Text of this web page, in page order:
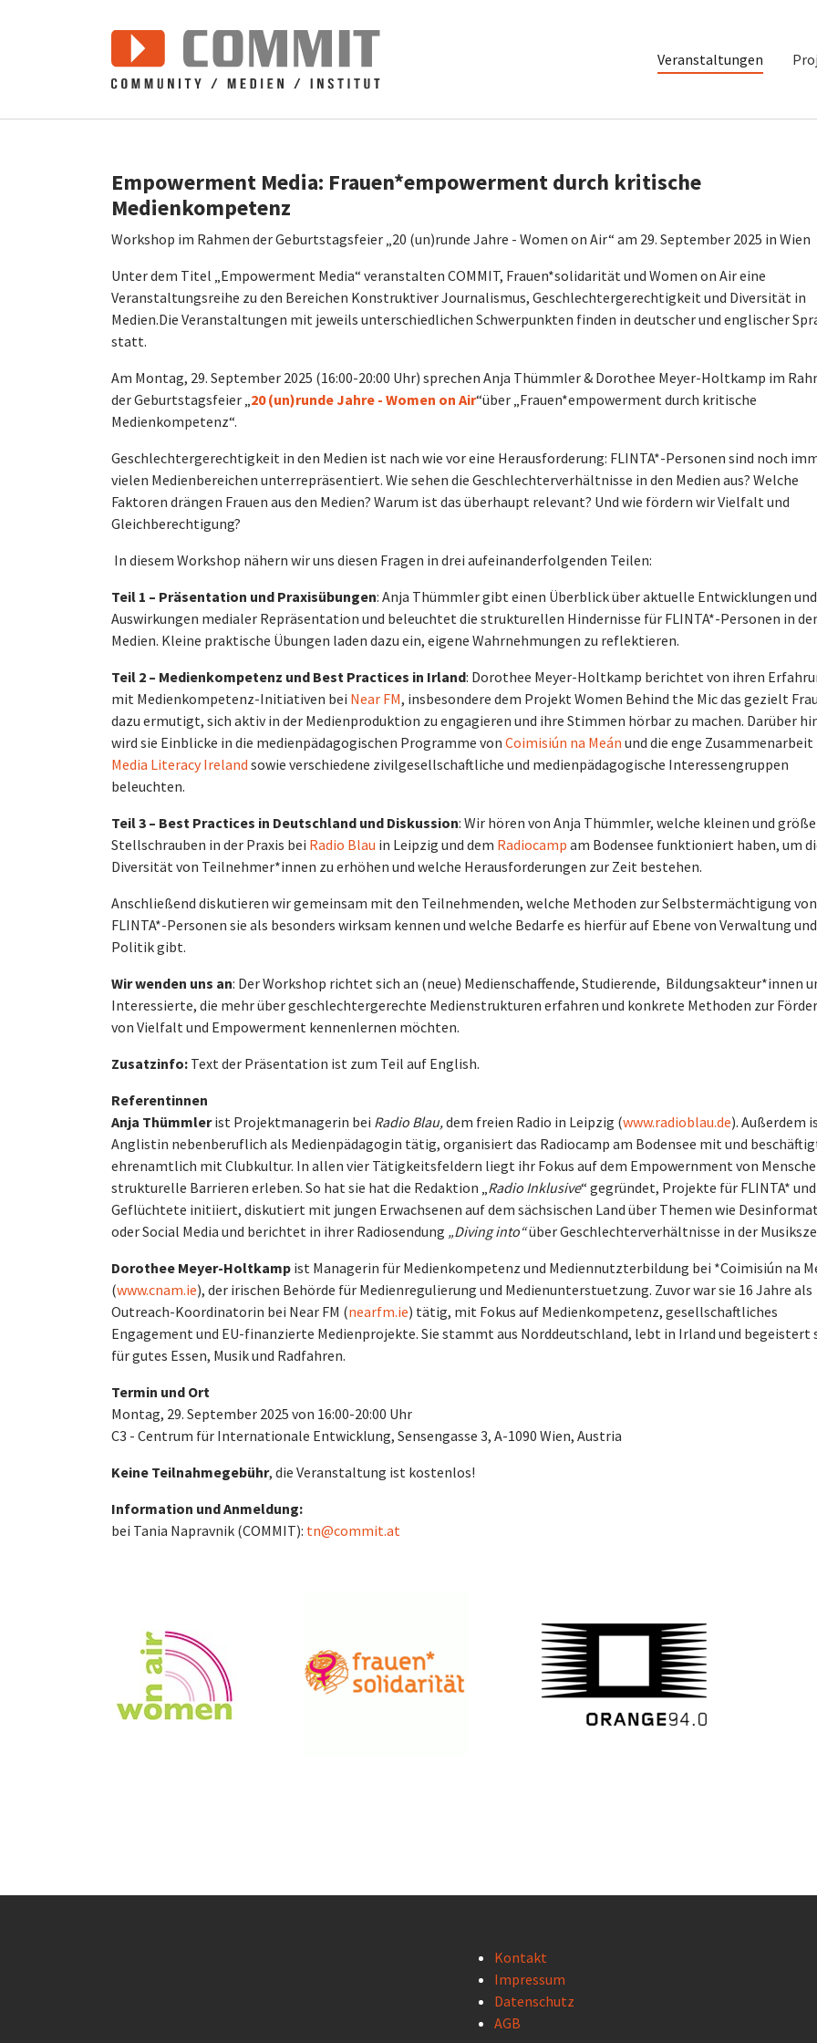
Veranstaltungen
Empowerment Media: Frauen*empowerment durch kritische
Medienkompetenz
Workshop im Rahmen der Geburtstagsfeier „20 (un)runde Jahre - Women on Air“ am 29. September 2025 in Wien
Unter dem Titel „Empowerment Media“ veranstalten COMMIT, Frauen*solidarität und Women on Air eine
Veranstaltungsreihe zu den Bereichen Konstruktiver Journalismus, Geschlechtergerechtigkeit und Diversität in
Medien.Die Veranstaltungen mit jeweils unterschiedlichen Schwerpunkten finden in deutscher und englischer
statt.
Am Montag, 29. September 2025 (16:00-20:00 Uhr) sprechen Anja Thümmler & Dorothee Meyer-Holtkamp im
der Geburtstagsfeier „20 (un)runde Jahre - Women on Air“über „Frauen*empowerment durch kritische
Medienkompetenz“.
Geschlechtergerechtigkeit in den Medien ist nach wie vor eine Herausforderung: FLINTA*-Personen sind noch
vielen Medienbereichen unterrepräsentiert. Wie sehen die Geschlechterverhältnisse in den Medien aus? Welche
Faktoren drängen Frauen aus den Medien? Warum ist das überhaupt relevant? Und wie fördern wir Vielfalt und
Gleichberechtigung?
In diesem Workshop nähern wir uns diesen Fragen in drei aufeinanderfolgenden Teilen:
Teil 1 – Präsentation und Praxisübungen: Anja Thümmler gibt einen Überblick über aktuelle Entwicklungen
Auswirkungen medialer Repräsentation und beleuchtet die strukturellen Hindernisse für FLINTA*-Personen in
Medien. Kleine praktische Übungen laden dazu ein, eigene Wahrnehmungen zu reflektieren.
Teil 2 – Medienkompetenz und Best Practices in Irland: Dorothee Meyer-Holtkamp berichtet von ihren
mit Medienkompetenz-Initiativen bei Near FM, insbesondere dem Projekt Women Behind the Mic das gezielt
dazu ermutigt, sich aktiv in der Medienproduktion zu engagieren und ihre Stimmen hörbar zu machen. Darüber
wird sie Einblicke in die medienpädagogischen Programme von Coimisiún na Meán und die enge
Media Literacy Ireland sowie verschiedene zivilgesellschaftliche und medienpädagogische Interessengruppen
beleuchten.
Teil 3 – Best Practices in Deutschland und Diskussion: Wir hören von Anja Thümmler, welche kleinen und
Stellschrauben in der Praxis bei Radio Blau in Leipzig und dem Radiocamp am Bodensee funktioniert haben, um
Diversität von Teilnehmer*innen zu erhöhen und welche Herausforderungen zur Zeit bestehen.
Anschließend diskutieren wir gemeinsam mit den Teilnehmenden, welche Methoden zur Selbstermächtigung von
FLINTA*-Personen sie als besonders wirksam kennen und welche Bedarfe es hierfür auf Ebene von Verwaltung und
Politik gibt.
Wir wenden uns an: Der Workshop richtet sich an (neue) Medienschaffende, Studierende, Bildungsakteur*innen
Interessierte, die mehr über geschlechtergerechte Medienstrukturen erfahren und konkrete Methoden zur
von Vielfalt und Empowerment kennenlernen möchten.
Zusatzinfo: Text der Präsentation ist zum Teil auf English.
Referentinnen
Anja Thümmlerist Projektmanagerin bei Radio Blau,dem freien Radio in Leipzig (www.radioblau.de). Außerdem
Anglistin nebenberuflich als Medienpädagogin tätig, organisiert das Radiocamp am Bodensee mit und
ehrenamtlich mit Clubkultur. In allen vier Tätigkeitsfeldern liegt ihr Fokus auf dem Empowernment von
strukturelle Barrieren erleben. So hat sie hat die Redaktion „Radio Inklusive“ gegründet, Projekte für FLINTA* und
Geflüchtete initiiert, diskutiert mit jungen Erwachsenen auf dem sächsischen Land über Themen wie
oder Social Media und berichtet in ihrer Radiosendung „Diving into“über Geschlechterverhältnisse in der
Dorothee Meyer-Holtkamp ist Managerin für Medienkompetenz und Mediennutzterbildung bei *Coimisiún na
(www.cnam.ie), der irischen Behörde für Medienregulierung und Medienunterstuetzung. Zuvor war sie 16 Jahre als
Outreach-Koordinatorin bei Near FM (nearfm.ie) tätig, mit Fokus auf Medienkompetenz, gesellschaftliches
Engagement und EU-finanzierte Medienprojekte. Sie stammt aus Norddeutschland, lebt in Irland und begeistert
für gutes Essen, Musik und Radfahren.
Termin und Ort
Montag, 29. September 2025 von 16:00-20:00 Uhr
C3 - Centrum für Internationale Entwicklung, Sensengasse 3, A-1090 Wien, Austria
Keine Teilnahmegebühr, die Veranstaltung ist kostenlos!
Information und Anmeldung:
bei Tania Napravnik (COMMIT): tn@commit.at
Kontakt
Impressum
Datenschutz
AGB